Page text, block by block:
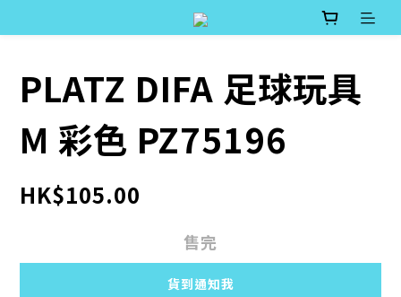
PLATZ DIFA 足球玩具
M 彩色 PZ75196
HK$105.00
售完
貨到通知我